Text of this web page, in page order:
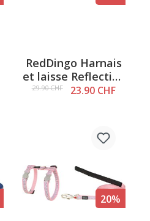
RedDingo Harnais
et laisse Reflective
Fish Rouge - XS
29.90 CHF 23.90 CHF
20%